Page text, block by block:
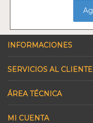
INFORMACIONES
SERVICIOS AL CLIENTE
ÁREA TÉCNICA
MI CUENTA